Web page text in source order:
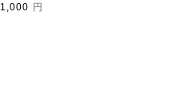
1,000
円